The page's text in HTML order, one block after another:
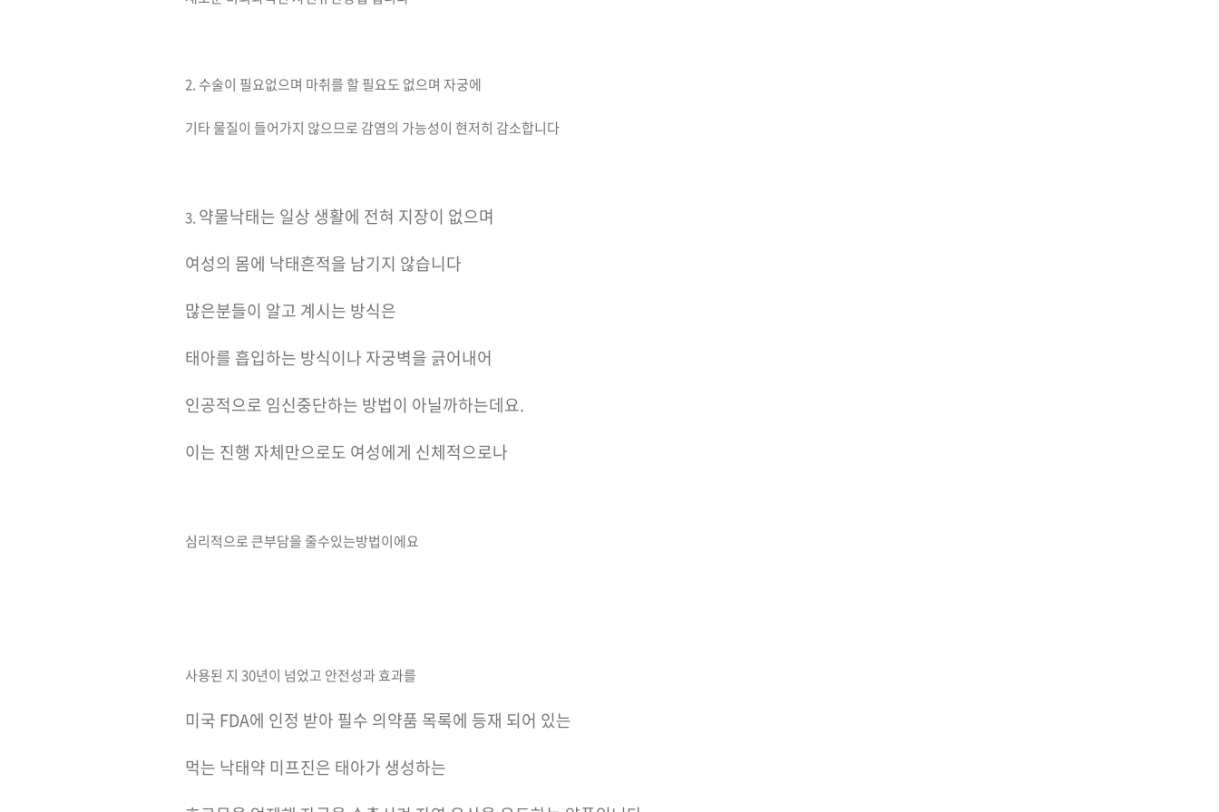
2. 수술이 필요없으며 마취를 할 필요도 없으며 자궁에
기타 물질이 들어가지 않으므로 감염의 가능성이 현저히 감소합니다
3. 약물낙태는 일상 생활에 전혀 지장이 없으며
여성의 몸에 낙태흔적을 남기지 않습니다
많은분들이 알고 계시는 방식은
태아를 흡입하는 방식이나 자궁벽을 긁어내어
인공적으로 임신중단하는 방법이 아닐까하는데요.
이는 진행 자체만으로도 여성에게 신체적으로나
심리적으로 큰부담을 줄수있는방법이에요
사용된 지 30년이 넘었고 안전성과 효과를
미국 FDA에 인정 받아 필수 의약품 목록에 등재 되어 있는
먹는 낙태약 미프진은 태아가 생성하는